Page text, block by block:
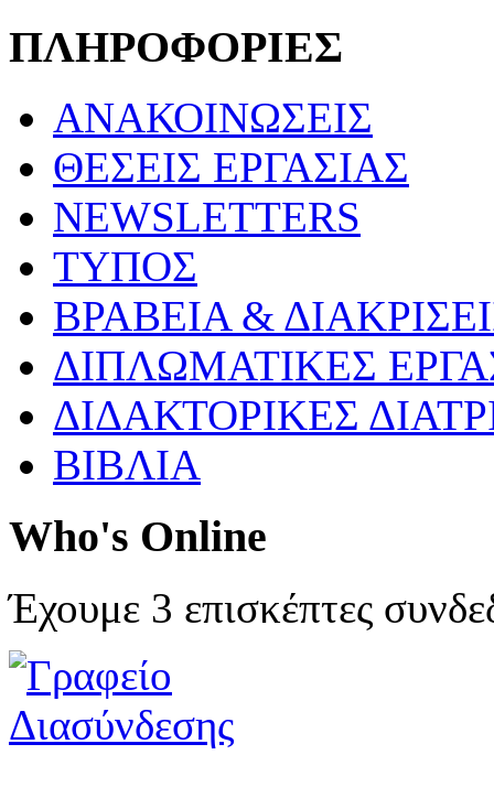
ΠΛΗΡΟΦΟΡΙΕΣ
ΑΝΑΚΟΙΝΩΣΕΙΣ
ΘΕΣΕΙΣ ΕΡΓΑΣΙΑΣ
NEWSLETTERS
ΤΥΠΟΣ
ΒΡΑΒΕΙΑ &
ΔΙΠΛΩΜΑΤΙΚΕΣ
ΔΙΔΑΚΤΟΡΙΚΕΣ
ΒΙΒΛΙΑ
Who's Online
Έχουμε 3 επισκέπτες